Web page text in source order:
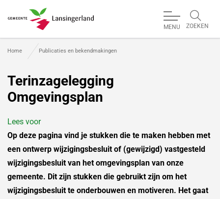
MENU ZOEKEN
Home Publicaties en bekendmakingen
Terinzagelegging
Omgevingsplan
Lees voor
Op deze pagina vind je stukken die te maken hebben met
een ontwerp wijzigingsbesluit of (gewijzigd) vastgesteld
wijzigingsbesluit van het omgevingsplan van onze
gemeente. Dit zijn stukken die gebruikt zijn om het
wijzigingsbesluit te onderbouwen en motiveren. Het gaat